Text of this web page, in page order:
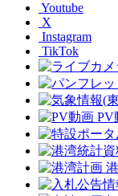
Youtube
X
Instagram
TikTok
PV